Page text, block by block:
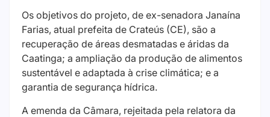
Os objetivos do projeto, de ex-senadora Janaína
Farias, atual prefeita de Crateús (CE), são a
recuperação de áreas desmatadas e áridas da
Caatinga; a ampliação da produção de alimentos
sustentável e adaptada à crise climática; e a
garantia de segurança hídrica.
A emenda da Câmara, rejeitada pela relatora da